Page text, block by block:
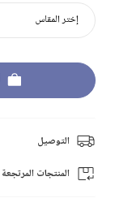
إختر المقاس
التوصيل
المنتجات المرتجعة